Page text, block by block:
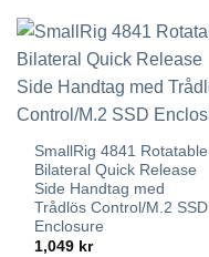
SmallRig 4841 Rotatable
Bilateral Quick Release
Side Handtag med
Trådlös Control/M.2 SSD
Enclosure
1,049 kr